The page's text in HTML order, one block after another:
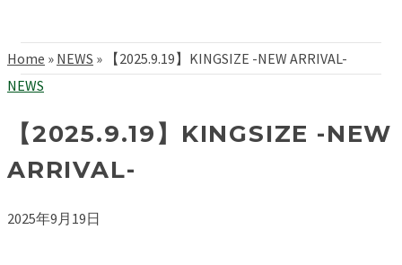
Home » NEWS »
【2025.9.19】KINGSIZE -NEW ARRIVAL-
NEWS
【2025.9.19】KINGSIZE -NEW
ARRIVAL-
2025年9月19日